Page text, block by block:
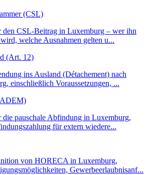
(CSL)
den CSL-Beitrag in Luxemburg – wer ihn
welche Ausnahmen gelten u...
(Art. 12)
ins Ausland (Détachement) nach
einschließlich Voraussetzungen, ...
die pauschale Abfindung in Luxemburg,
für extern wiedere...
von HORECA in Luxemburg,
Gewerbeerlaubnisanf...